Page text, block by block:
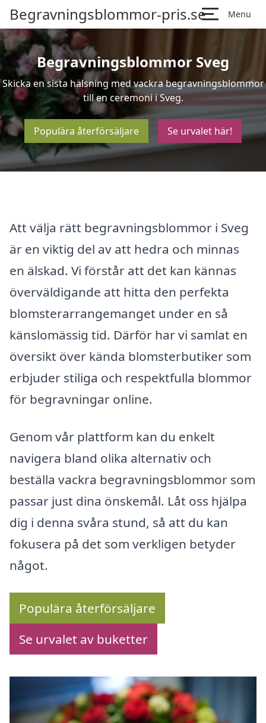
Begravningsblommor-pris.se Menu
Begravningsblommor Sveg
Skicka en sista hälsning med vackra begravningsblommor
till en ceremoni i Sveg.
Populära återförsäljare Se urvalet här!
Att välja rätt begravningsblommor i Sveg
är en viktig del av att hedra och minnas
en älskad. Vi förstår att det kan kännas
överväldigande att hitta den perfekta
blomsterarrangemanget under en så
känslomässig tid. Därför har vi samlat en
översikt över kända blomsterbutiker som
erbjuder stiliga och respektfulla blommor
för begravningar online.
Genom vår plattform kan du enkelt
navigera bland olika alternativ och
beställa vackra begravningsblommor som
passar just dina önskemål. Låt oss hjälpa
dig i denna svåra stund, så att du kan
fokusera på det som verkligen betyder
något.
Populära återförsäljare
Se urvalet av buketter